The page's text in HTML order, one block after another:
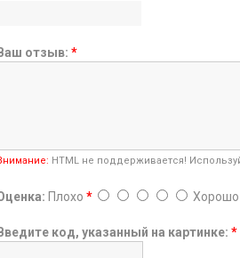
Ваш отзыв:*
HTML не поддерживается!
Плохо* Хорошо
Введите код, указанный на картинке:*